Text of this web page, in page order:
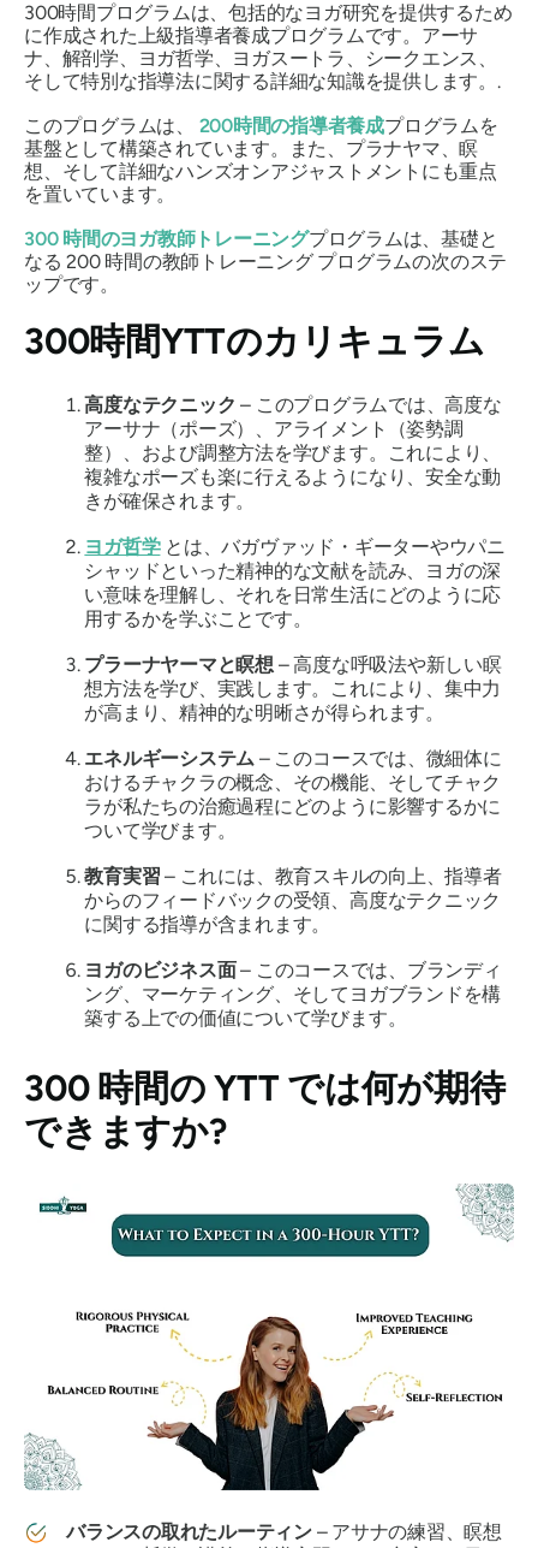
300時間プログラムは、包括的なヨガ研究を提供するため
に作成された上級指導者養成プログラムです。アーサ
ナ、解剖学、ヨガ哲学、ヨガスートラ、シークエンス、
そして特別な指導法に関する詳細な知識を提供します。.
このプログラムは、 200時間の指導者養成プログラムを
基盤として構築されています。また、プラナヤマ、瞑
想、そして詳細なハンズオンアジャストメントにも重点
を置いています。
300 時間のヨガ教師トレーニングプログラムは、基礎と
なる 200 時間の教師トレーニング プログラムの次のステ
ップです。
300時間YTTのカリキュラム
高度なテクニック – このプログラムでは、高度な
アーサナ（ポーズ）、アライメント（姿勢調
整）、および調整方法を学びます。これにより、
複雑なポーズも楽に行えるようになり、安全な動
きが確保されます。
ヨガ哲学 とは、バガヴァッド・ギーターやウパニ
シャッドといった精神的な文献を読み、ヨガの深
い意味を理解し、それを日常生活にどのように応
用するかを学ぶことです。
プラーナヤーマと瞑想– 高度な呼吸法や新しい瞑
想方法を学び、実践します。これにより、集中力
が高まり、精神的な明晰さが得られます。
エネルギーシステム – このコースでは、微細体に
おけるチャクラの概念、その機能、そしてチャク
ラが私たちの治癒過程にどのように影響するかに
ついて学びます。
教育実習– これには、教育スキルの向上、指導者
からのフィードバックの受領、高度なテクニック
に関する指導が含まれます。
ヨガのビジネス面– このコースでは、ブランディ
ング、マーケティング、そしてヨガブランドを構
築する上での価値について学びます。
300 時間の YTT では何が期待
できますか?
バランスの取れたルーティン– アサナの練習、瞑想